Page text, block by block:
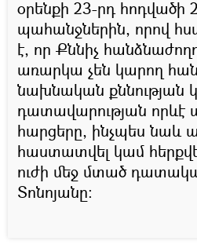
օրենքի 23-րդ հոդվածի
պահանջներին, որով
է, որ Քննիչ
առարկա չեն կարող
նախնական քննության
դատավարության որևէ
հարցերը, ինչպես նաև
հաստատվել կամ
ուժի մեջ մտած
Տոնոյանը: